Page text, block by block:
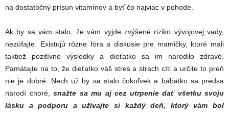
na dostatočný prísun vitamínov a byť čo najviac v pohode.
Ak by sa vám stalo, že vám vyjde zvýšené riziko vývojovej vady,
nezúfajte. Existujú rôzne fóra a diskusie pre mamičky, ktoré mali
taktiež pozitívne výsledky a dieťatko sa im narodilo zdravé.
Pamätajte na to, že dieťatko váš stres a strach cíti a určite to preň
nie je dobré. Nech už by sa stalo čokoľvek a bábätko sa predsa
narodí choré,
snažte sa mu aj cez utrpenie dať všetku svoju
lásku a podporu a užívajte si každý deň, ktorý vám bol